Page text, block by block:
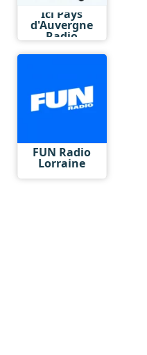
Ici Pays
d'Auvergne
Radio
FUN Radio
Lorraine